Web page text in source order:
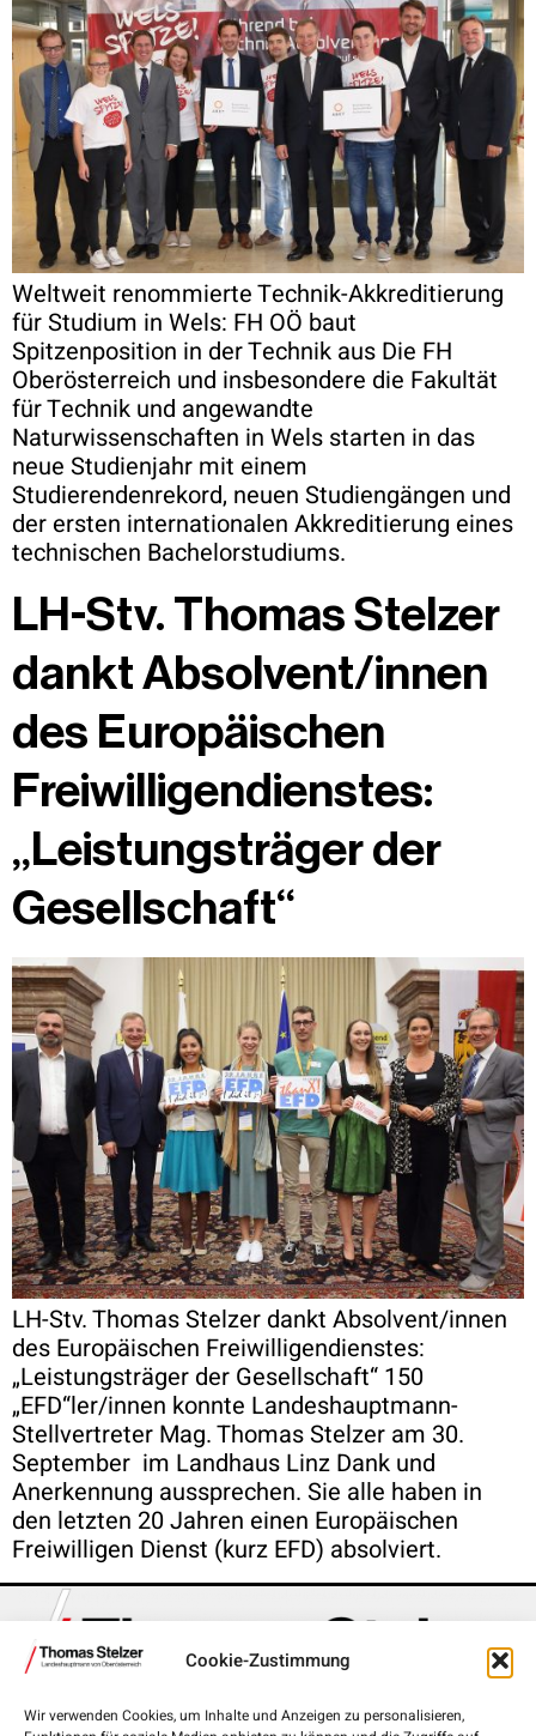
Cookie-Zustimmung
Wir verwenden Cookies, um Inhalte und Anzeigen zu personalisieren,
Weltweit renommierte Technik-Akkreditierung
für Studium in Wels: FH OÖ baut
Spitzenposition in der Technik aus Die FH
Oberösterreich und insbesondere die Fakultät
für Technik und angewandte
Naturwissenschaften in Wels starten in das
neue Studienjahr mit einem
Studierendenrekord, neuen Studiengängen und
der ersten internationalen Akkreditierung eines
technischen Bachelorstudiums.
LH-Stv. Thomas Stelzer
dankt Absolvent/innen
des Europäischen
Freiwilligendienstes:
„Leistungsträger der
Gesellschaft“
LH-Stv. Thomas Stelzer dankt Absolvent/innen
des Europäischen Freiwilligendienstes:
„Leistungsträger der Gesellschaft“ 150
„EFD“ler/innen konnte Landeshauptmann-
Stellvertreter Mag. Thomas Stelzer am 30.
September im Landhaus Linz Dank und
Anerkennung aussprechen. Sie alle haben in
den letzten 20 Jahren einen Europäischen
Freiwilligen Dienst (kurz EFD) absolviert.